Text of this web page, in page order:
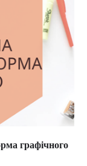
графічного